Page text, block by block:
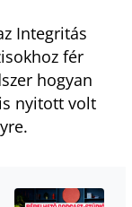
Integritás
fér
hogyan
nyitott volt